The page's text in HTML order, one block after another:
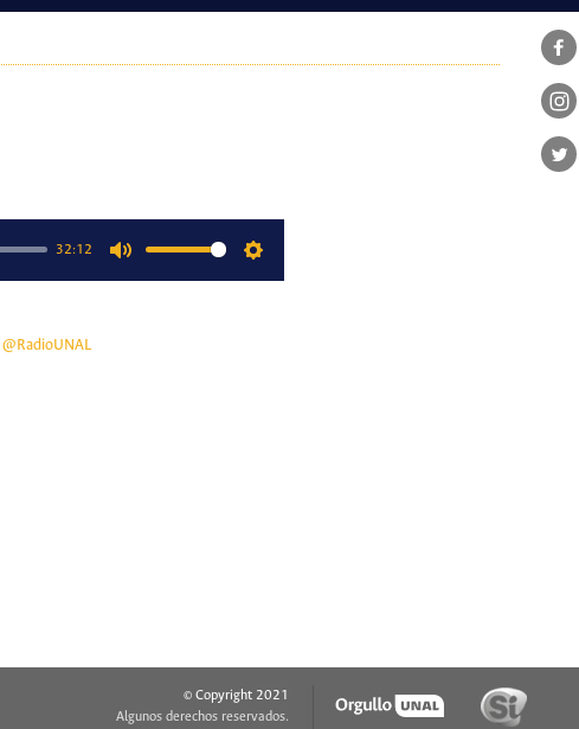
32:12
@RadioUNAL
© Copyright 2021
Algunos derechos reservados.